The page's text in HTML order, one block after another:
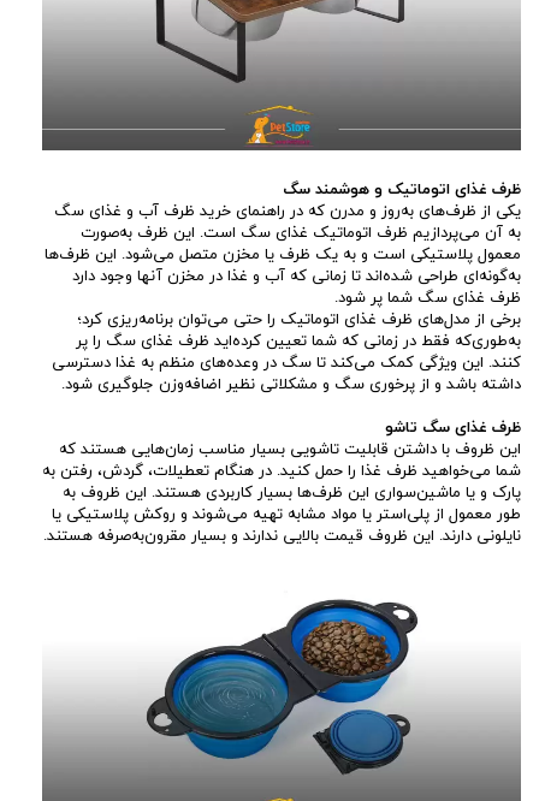
ظرف غذای اتوماتیک و هوشمند سگ
یکی از ظرف‌های به‌روز و مدرن که در راهنمای خرید ظرف آب و غذای سگ
به آن می‌پردازیم ظرف اتوماتیک غذای سگ است. این ظرف به‌صورت
معمول پلاستیکی است و به یک ظرف یا مخزن متصل می‌شود. این ظرف‌ها
به‌گونه‌ای طراحی شده‌اند تا زمانی که آب و غذا در مخزن آنها وجود دارد
ظرف غذای سگ شما پر شود.
برخی از مدل‌های ظرف غذای اتوماتیک را حتی می‌توان برنامه‌ریزی کرد؛
به‌طوری‌که فقط در زمانی که شما تعیین کرده‌اید ظرف غذای سگ را پر
‌کنند. این ویژگی کمک می‌کند تا سگ در وعده‌های منظم به غذا دسترسی
داشته باشد و از پرخوری سگ و مشکلاتی نظیر اضافه‌وزن جلوگیری شود.
ظرف غذای سگ تاشو
این ظروف با داشتن قابلیت تاشویی بسیار مناسب زمان‌هایی هستند که
شما می‌خواهید ظرف غذا را حمل کنید. در هنگام تعطیلات، گردش، رفتن به
پارک و یا ماشین‌سواری این ظرف‌ها بسیار کاربردی هستند. این ظروف به
طور معمول از پلی‌استر یا مواد مشابه تهیه می‌شوند و روکش پلاستیکی یا
نایلونی دارند. این ظروف قیمت بالایی ندارند و بسیار مقرون‌به‌صرفه هستند.